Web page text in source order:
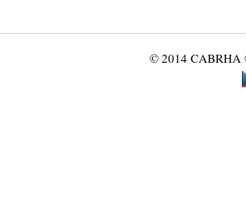
© 2014 CABRHA